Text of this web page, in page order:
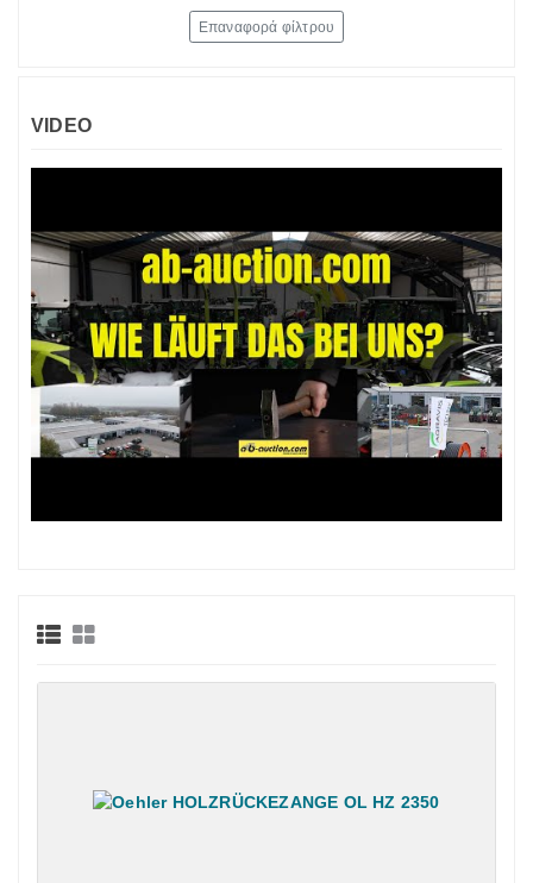
Επαναφορά φίλτρου
VIDEO